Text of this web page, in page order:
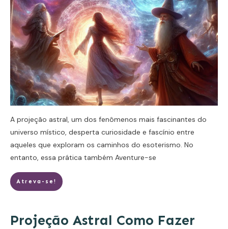
A projeção astral, um dos fenômenos mais fascinantes do
universo místico, desperta curiosidade e fascínio entre
aqueles que exploram os caminhos do esoterismo. No
entanto, essa prática também Aventure-se
Atreva-se!
Projeção Astral Como Fazer